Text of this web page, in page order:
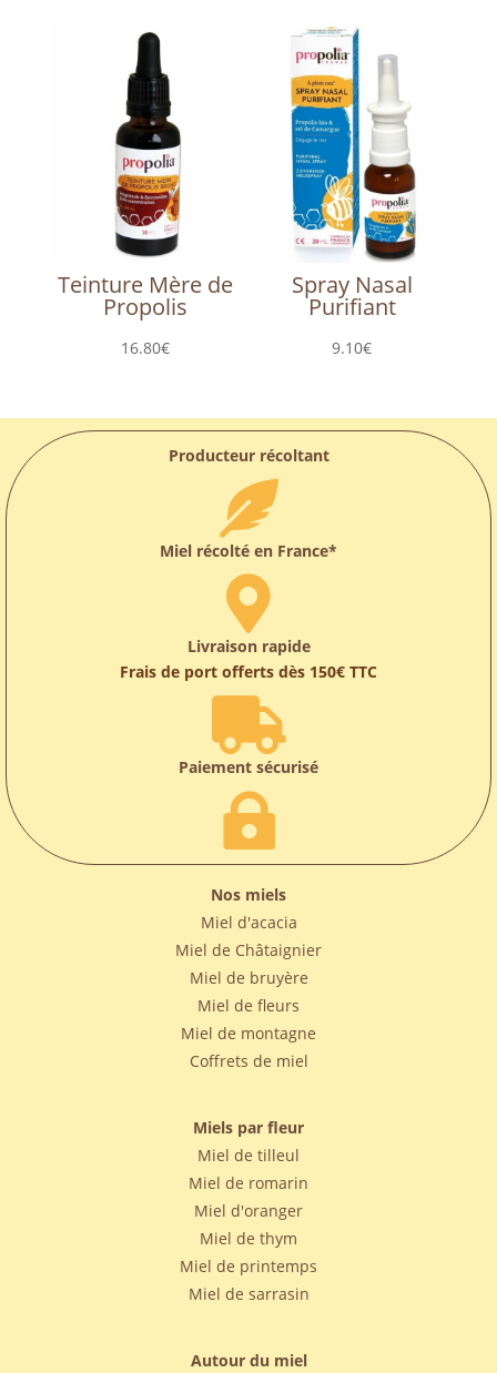
Teinture Mère de
Propolis
16.80€
Spray Nasal
Purifiant
9.10€
Producteur récoltant

Miel récolté en France*

Livraison rapide
Frais de port offerts dès 150€ TTC

Paiement sécurisé

Nos miels
Miel d'acacia
Miel de Châtaignier
Miel de bruyère
Miel de fleurs
Miel de montagne
Coffrets de miel
Miels par fleur
Miel de tilleul
Miel de romarin
Miel d'oranger
Miel de thym
Miel de printemps
Miel de sarrasin
Autour du miel